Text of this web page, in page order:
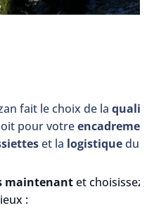
fait le choix de laqualité
pour votreencadrement
et la logistiquedu
maintenantet choisissez
: